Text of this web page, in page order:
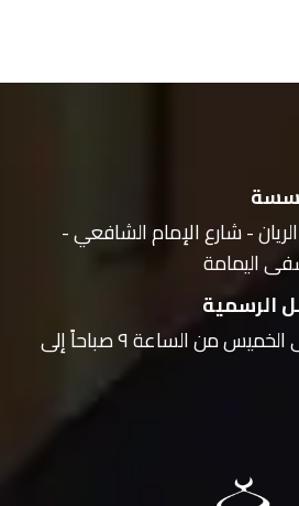
- شارع الإمام الشافعي -
اليمامة
الرسمية
من السبت إلى الخميس من الساعة ٩ صباحاً إلى